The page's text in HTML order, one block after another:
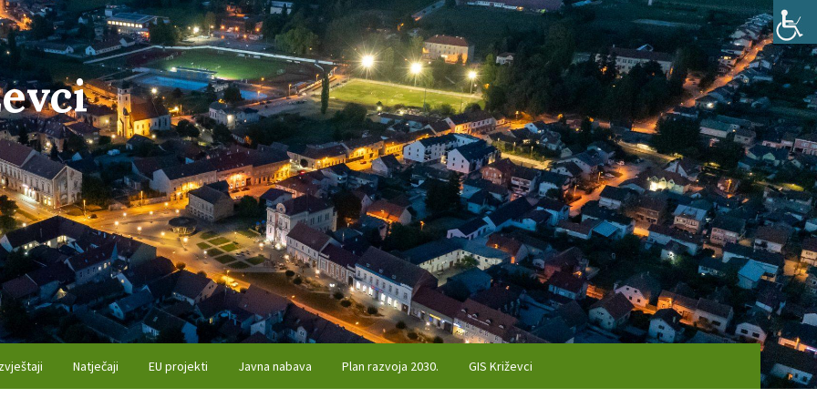
Natječaji EU projekti Javna nabava Plan razvoja 2030. GIS Križevci